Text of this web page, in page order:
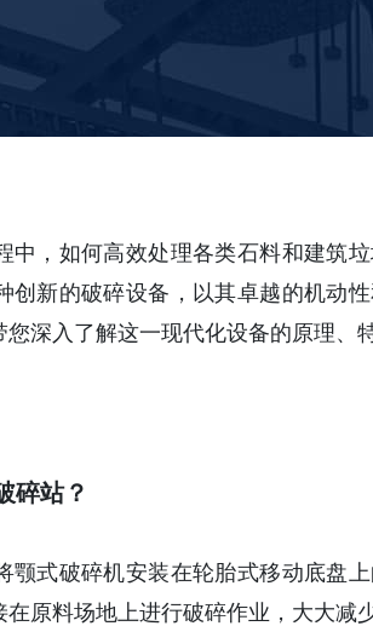
，如何高效处理各类石料和建筑
创新的破碎设备，以其卓越的机动
深入了解这一现代化设备的原理、
碎站？
式破碎机安装在轮胎式移动底盘
原料场地上进行破碎作业，大大减